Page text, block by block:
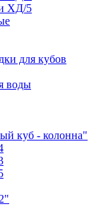
ХД/5
для кубов
воды
куб - колонна"